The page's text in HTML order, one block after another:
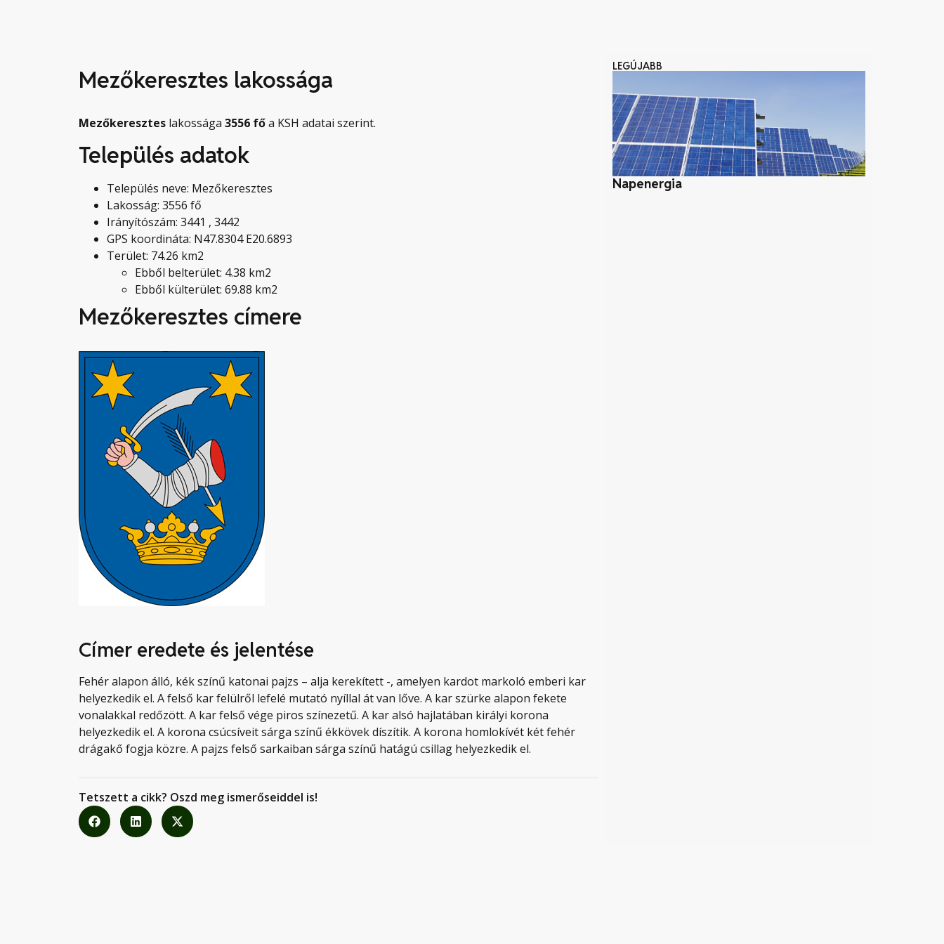
Mezőkeresztes lakossága
Mezőkeresztes lakossága 3556 főa KSH adatai szerint.
Település adatok
Település neve: Mezőkeresztes
Lakosság: 3556 fő
Irányítószám: 3441 , 3442
GPS koordináta: N47.8304 E20.6893
Terület: 74.26 km2
Ebből belterület: 4.38 km2
Ebből külterület: 69.88 km2
Mezőkeresztes címere
Címer eredete és jelentése
Fehér alapon álló, kék színű katonai pajzs – alja kerekített -, amelyen kardot markoló emberi kar
helyezkedik el. A felső kar felülről lefelé mutató nyíllal át van lőve. A kar szürke alapon fekete
vonalakkal redőzött. A kar felső vége piros színezetű. A kar alsó hajlatában királyi korona
helyezkedik el. A korona csúcsíveit sárga színű ékkövek díszítik. A korona homlokívét két fehér
drágakő fogja közre. A pajzs felső sarkaiban sárga színű hatágú csillag helyezkedik el.
Tetszett a cikk? Oszd meg ismerőseiddel is!
LEGÚJABB
Napenergia